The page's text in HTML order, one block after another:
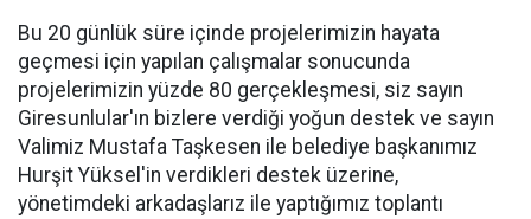
Bu 20 günlük süre içinde projelerimizin hayata
geçmesi için yapılan çalışmalar sonucunda
projelerimizin yüzde 80 gerçekleşmesi, siz sayın
Giresunlular'ın bizlere verdiği yoğun destek ve sayın
Valimiz Mustafa Taşkesen ile belediye başkanımız
Hurşit Yüksel'in verdikleri destek üzerine,
yönetimdeki arkadaşlarız ile yaptığımız toplantı